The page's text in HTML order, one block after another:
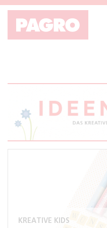
KREATIVE KIDS